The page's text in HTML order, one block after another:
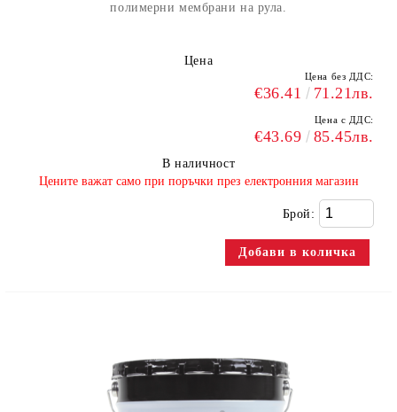
полимерни мембрани на рула.
Цена
Цена без ДДС:
€36.41 71.21лв.
Цена с ДДС:
€43.69 85.45лв.
В наличност
​Цените важат само при поръчки през електронния магазин
Брой: